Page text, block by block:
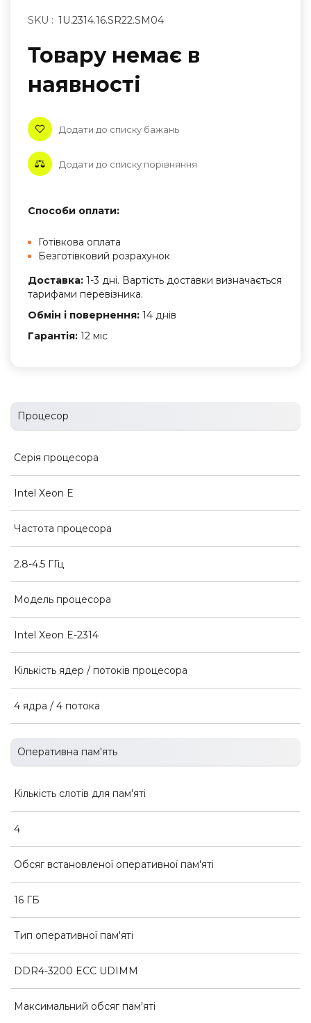
SKU : 1U.2314.16.SR22.SM04
Товару немає в
наявностi
Додати до списку бажань
Додати до списку порівняння
Способи оплати:
Готівкова оплата
Безготівковий розрахунок
Доставка: 1-3 дні. Вартість доставки визначається
тарифами перевізника.
Обмін і повернення: 14 днів
Гарантія: 12 міс
Процесор
Серія процесора
Intel Xeon E
Частота процесора
2.8-4.5 ГГц
Модель процесора
Intel Xeon E-2314
Кількість ядер / потоків процесора
4 ядра / 4 потока
Оперативна пам'ять
Кількість слотів для пам'яті
4
Обсяг встановленої оперативної пам'яті
16 ГБ
Тип оперативної пам'яті
DDR4-3200 ECC UDIMM
Максимальний обсяг пам'яті